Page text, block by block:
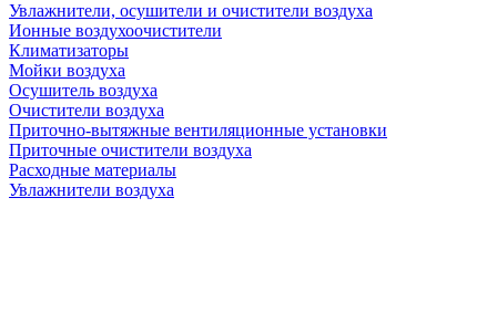
Увлажнители, осушители и очистители воздуха
Ионные воздухоочистители
Климатизаторы
Мойки воздуха
Осушитель воздуха
Очистители воздуха
Приточно-вытяжные вентиляционные установки
Приточные очистители воздуха
Расходные материалы
Увлажнители воздуха